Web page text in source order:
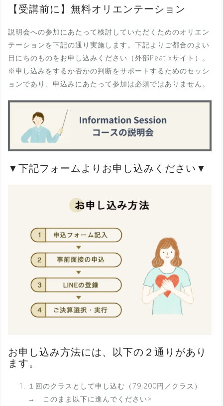
【受講前に】無料オリエンテーション
説明会への参加にあたって検討していただくためのオリエン
テーションを下記の通り実施します。下記よりご都合のよい
日にちのものをお申し込みください（外部Peatixサイト）。
※申し込みをするか否かの判断をサポートするためのセッシ
ョンであり、申込みにあたって参加は必須ではありません。
▼下記フォームよりお申し込みください▼
お申し込み方法には、以下の２通りがあり
ます。
１回のクラスとして申し込む（79,200円／クラス）
→ このまま以下に進んでください>